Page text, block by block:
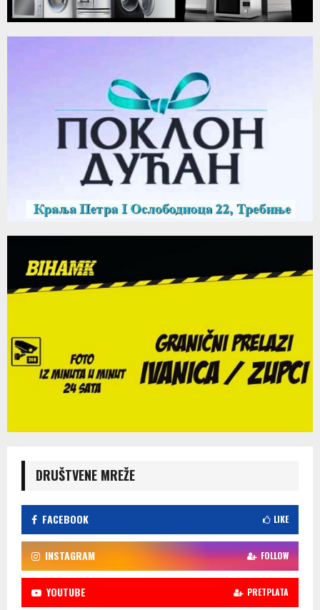
DRUŠTVENE MREŽE
FACEBOOK LIKE
INSTAGRAM FOLLOW
YOUTUBE PRETPLATA